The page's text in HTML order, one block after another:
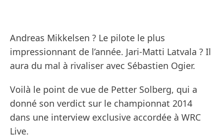
Andreas Mikkelsen ? Le pilote le plus
impressionnant de l’année. Jari-Matti Latvala ? Il
aura du mal à rivaliser avec Sébastien Ogier.
Voilà le point de vue de Petter Solberg, qui a
donné son verdict sur le championnat 2014
dans une interview exclusive accordée à WRC
Live.